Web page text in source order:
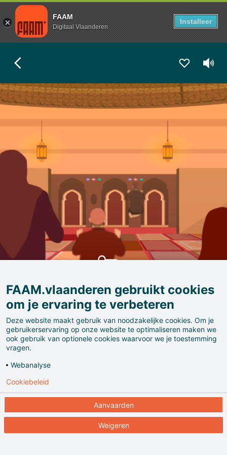
FAAM
Digitaal Vlaanderen
Installeer
EXPLORASTORY
El Fath-moskee in Gent
El Fath-moskee in Gent
Wie zijn geboortestreek verlaat en zich ergens anders
vestigt, neemt altijd culturele en religieuze
FAAM.vlaanderen gebruikt cookies
om je ervaring te verbeteren
Deze website maakt gebruik van noodzakelijke cookies. Om je
gebruikerservaring op onze website te optimaliseren maken we
ook gebruik van optionele cookies waarvoor we je toestemming
vragen.
Webanalyse
Aanvaarden
Weigeren
Cookiebeleid